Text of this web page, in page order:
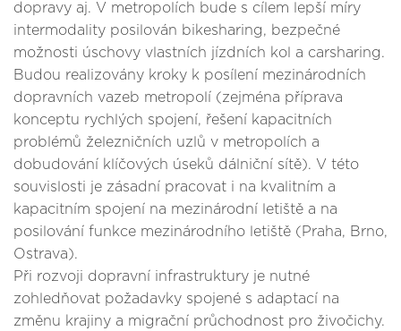
dopravy aj. V metropolích bude s cílem lepší míry
intermodality posilován bikesharing, bezpečné
možnosti úschovy vlastních jízdních kol a carsharing.
Budou realizovány kroky k posílení mezinárodních
dopravních vazeb metropolí (zejména příprava
konceptu rychlých spojení, řešení kapacitních
problémů železničních uzlů v metropolích a
dobudování klíčových úseků dálniční sítě). V této
souvislosti je zásadní pracovat i na kvalitním a
kapacitním spojení na mezinárodní letiště a na
posilování funkce mezinárodního letiště (Praha, Brno,
Ostrava).
Při rozvoji dopravní infrastruktury je nutné
zohledňovat požadavky spojené s adaptací na
změnu krajiny a migrační průchodnost pro živočichy.